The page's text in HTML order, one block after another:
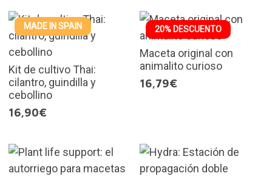
MADE IN SPAIN
Kit de cultivo Thai:
cilantro, guindilla y
cebollino
16,90€
20% DESCUENTO
Maceta original con
animalito curioso
16,79€